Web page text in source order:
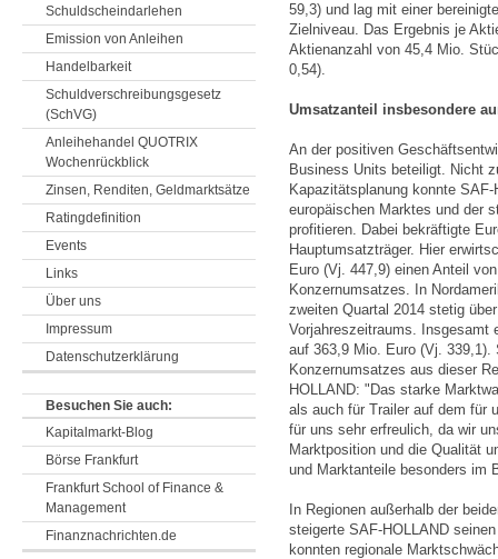
59,3) und lag mit einer
Zielniveau. Das Ergebnis je
Aktienanzahl von 45,4 Mio.
0,54).
Umsatzanteil insbesondere
An der positiven
Business Units beteiligt. Nicht
Kapazitätsplanung konnte
europäischen Marktes und der
profitieren. Dabei bekräftigte
Hauptumsatzträger. Hier
Euro (Vj. 447,9) einen Anteil
Konzernumsatzes. In
zweiten Quartal 2014 stetig
Vorjahreszeitraums. Insgesamt
auf 363,9 Mio. Euro (Vj.
Konzernumsatzes aus dieser
HOLLAND: "Das starke
als auch für Trailer auf dem für
für uns sehr erfreulich, da wir
Marktposition und die Qualität
und Marktanteile besonders im
In Regionen außerhalb der
steigerte SAF-HOLLAND
konnten regionale
Schuldscheindarlehen
Emission von Anleihen
Handelbarkeit
Schuldverschreibungsgesetz
(SchVG)
Anleihehandel QUOTRIX
Wochenrückblick
Zinsen, Renditen, Geldmarktsätze
Ratingdefinition
Events
Links
Über uns
Impressum
Datenschutzerklärung
Besuchen Sie auch:
Kapitalmarkt-Blog
Börse Frankfurt
Frankfurt School of Finance &
Management
Finanznachrichten.de